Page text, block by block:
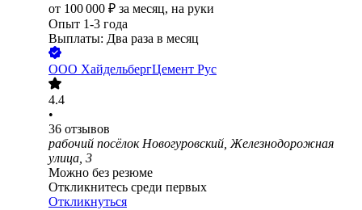
от 100 000 ₽ за месяц, на руки
Опыт 1-3 года
Выплаты: Два раза в месяц
ООО ХайдельбергЦемент Рус
4.4
•
36 отзывов
рабочий посёлок Новогуровский, Железнодорожная
улица, 3
Можно без резюме
Откликнитесь среди первых
Откликнуться